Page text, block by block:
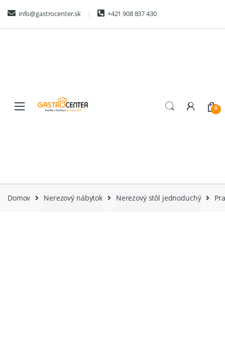
navigation
content
info@gastrocenter.sk +421 908 837 430
0
Domov Nerezový nábytok Nerezový stôl jednoduchý